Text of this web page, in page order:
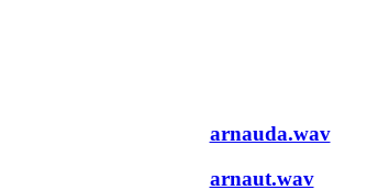
arnauda.wav
arnaut.wav